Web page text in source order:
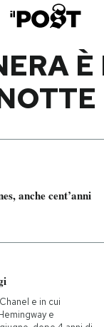
Libri
Ok
Europa
anche cent’anni
e in cui
e